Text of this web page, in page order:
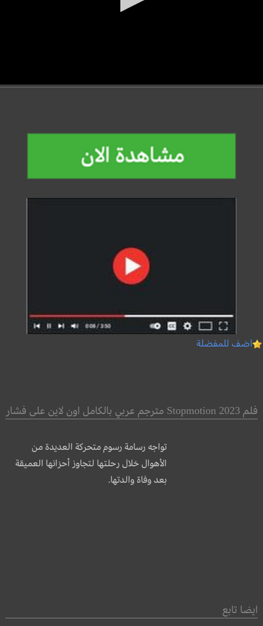
اضف للمفضلة
فلم Stopmotion 2023 مترجم عربي بالكامل اون لاين على فشار
تواجه رسامة رسوم متحركة العديدة من
الأهوال خلال رحلتها لتجاوز أحزانها العميقة
بعد وفاة والدتها.
ايضا تابع